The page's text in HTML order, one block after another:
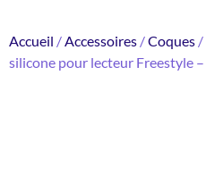
Accueil /Accessoires /Coques /
silicone pour lecteur Freestyle –